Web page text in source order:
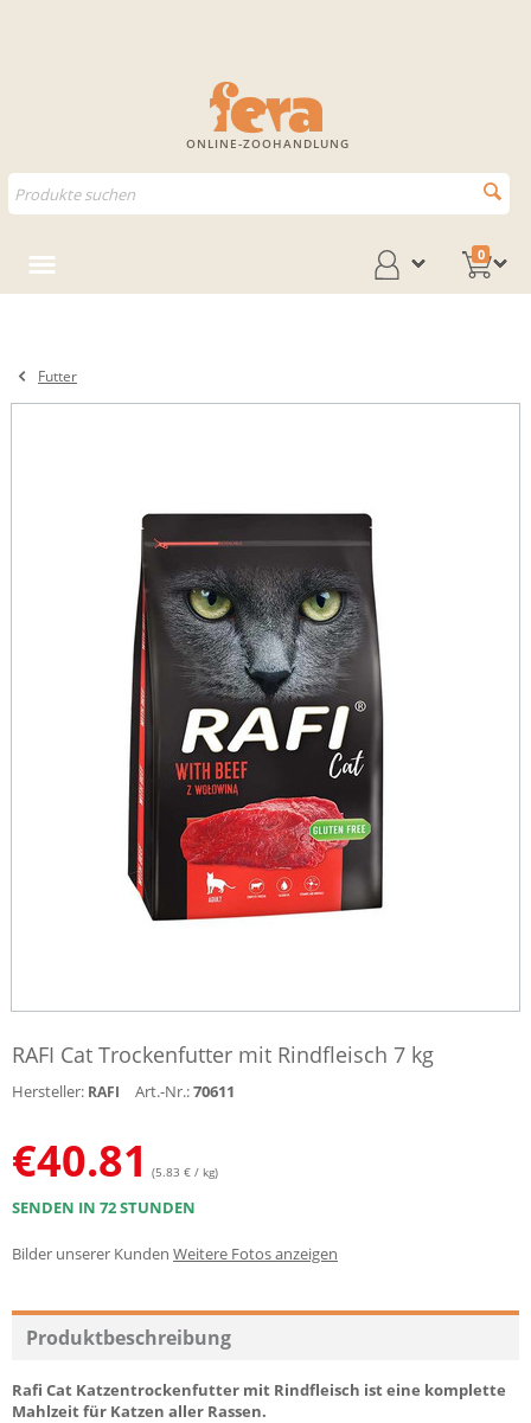
ONLINE-ZOOHANDLUNG
0
Futter
RAFI Cat Trockenfutter mit Rindfleisch 7 kg
Hersteller: RAFI Art.-Nr.:70611
€40.81 (5.83 € / kg)
SENDEN IN 72 STUNDEN
Bilder unserer Kunden Weitere Fotos anzeigen
Produktbeschreibung
Rafi Cat Katzentrockenfutter mit Rindfleisch ist eine komplette
Mahlzeit für Katzen aller Rassen.